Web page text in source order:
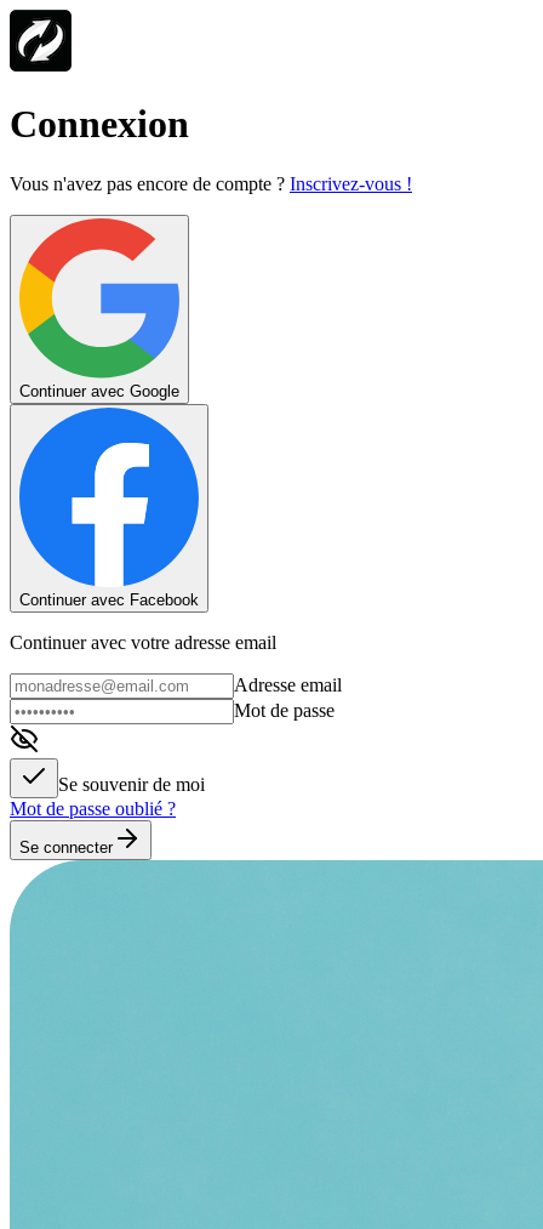
Connexion
Vous n'avez pas encore de compte ? Inscrivez-vous !
Continuer avec Google
Continuer avec Facebook
Continuer avec votre adresse email
Adresse email
Mot de passe
Se souvenir de moi
Mot de passe oublié ?
Se connecter